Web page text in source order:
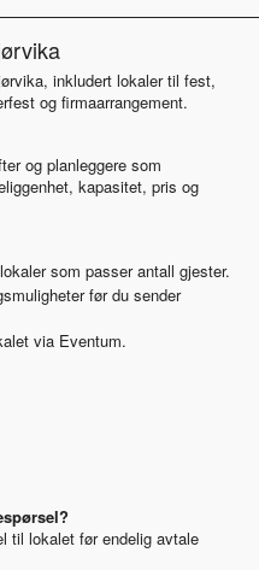
inkludert lokaler til fest,
og firmaarrangement.
og planleggere som
kapasitet, pris og
som passer antall gjester.
før du sender
via Eventum.
til lokalet før endelig avtale